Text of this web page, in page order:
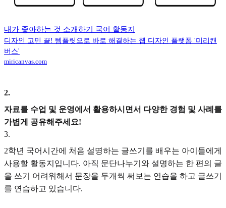
내가 좋아하는 것 소개하기 국어 활동지
디자인 고민 끝! 템플릿으로 바로 해결하는 웹 디자인 플랫폼 '미리캔
버스'
miricanvas.com
2.
자료를 수업 및 운영에서 활용하시면서 다양한 경험 및 사례를
가볍게 공유해주세요!
3.
2학년 국어시간에 처음 설명하는 글쓰기를 배우는 아이들에게
사용할 활동지입니다. 아직 문단나누기와 설명하는 한 편의 글
을 쓰기 어려워해서 문장을 두개씩 써보는 연습을 하고 글쓰기
를 연습하고 있습니다.